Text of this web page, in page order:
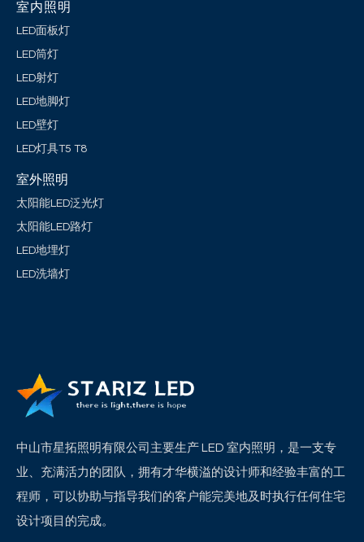
室内照明
LED面板灯
LED筒灯
LED射灯
LED地脚灯
LED壁灯
LED灯具T5 T8
室外照明
太阳能LED泛光灯
太阳能LED路灯
LED地埋灯
LED洗墙灯
中山市星拓照明有限公司主要生产 LED 室内照明，是一支专
业、充满活力的团队，拥有才华横溢的设计师和经验丰富的工
程师，可以协助与指导我们的客户能完美地及时执行任何住宅
设计项目的完成。